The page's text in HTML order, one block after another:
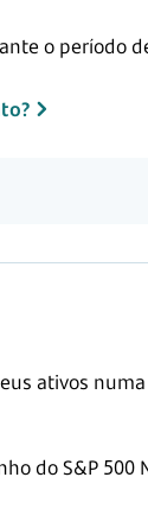
o período
ativos
do S&P 500